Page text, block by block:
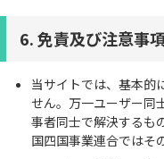
6. 免責及び注意事
当サイトでは、基本的
せん。万一ユーザー同
事者同士で解決するも
国四国事業連合ではそ